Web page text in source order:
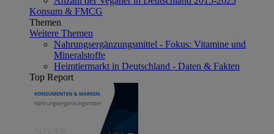
Konsum & FMCG
Themen
Weitere Themen
Nahrungsergänzungsmittel - Fokus: Vitamine und
Mineralstoffe
Heimtiermarkt in Deutschland - Daten & Fakten
Top Report